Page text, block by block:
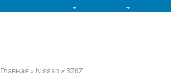
Главная » Nissan » 370Z